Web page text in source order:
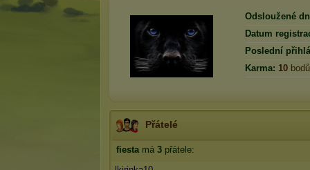
Odsloužené
Datum
Poslední
Karma: 10 bodů
Přátelé
fiestamá 3 přátele: